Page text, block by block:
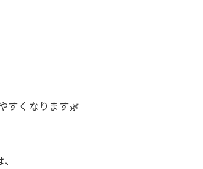
すくなります🌿